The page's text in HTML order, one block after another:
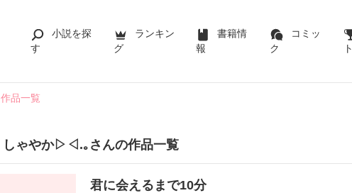
小説を探
す
ランキン
グ
書籍情
報
コミッ
ク
ト
作品一覧
しゃやか▷◁.｡さんの作品一覧
君に会えるまで10分